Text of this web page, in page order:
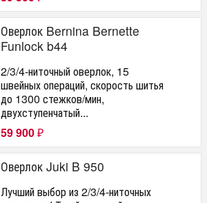
Оверлок Bernina Bernette
Funlock b44
2/3/4-ниточный оверлок, 15
швейных операций, скорость шитья
до 1300 стежков/мин,
двухступенчатый...
59 900 ₽
Оверлок Juki B 950
Лучший выбор из 2/3/4-ниточных